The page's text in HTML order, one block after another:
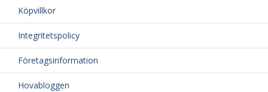
Köpvillkor
Integritetspolicy
Företagsinformation
Hovabloggen